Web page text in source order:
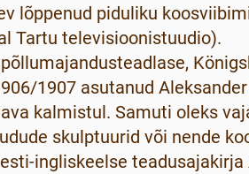
lõppenud piduliku
Tartu televisioonistuudio).
1907 asutanud
kalmistul. Samuti oleks
skulptuurid või nende
ingliskeelse